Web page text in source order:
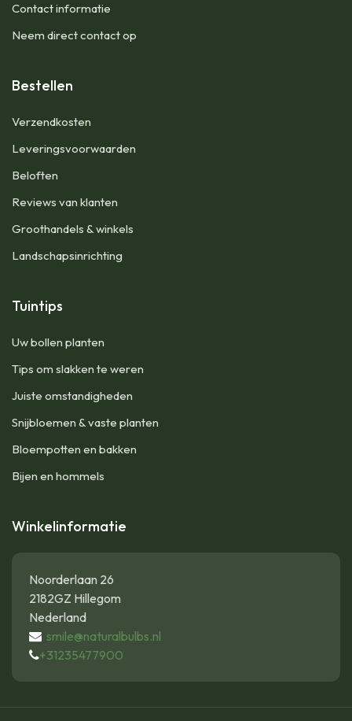
Contact informatie
Neem direct contact op
Bestellen
Verzendkosten
Leveringsvoorwaarden
Beloften
Reviews van klanten
Groothandels & winkels
Landschapsinrichting
Tuintips
Uw bollen planten
Tips om slakken te weren
Juiste omstandigheden
Snijbloemen & vaste planten
Bloempotten en bakken
Bijen en hommels
Winkelinformatie
Noorderlaan 26
2182GZ Hillegom
Nederland
smile@naturalbulbs.nl
+31235477900